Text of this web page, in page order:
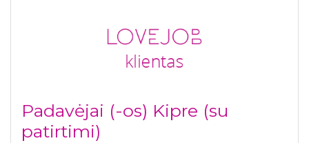
Padavėjai (-os) Kipre (su
patirtimi)